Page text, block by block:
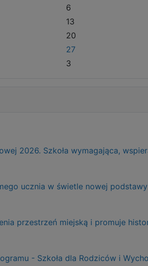
6
13
20
27
3
2026. Szkoła wymagająca,
ucznia w świetle nowej podstawy
przestrzeń miejską i promuje
- Szkoła dla Rodziców i